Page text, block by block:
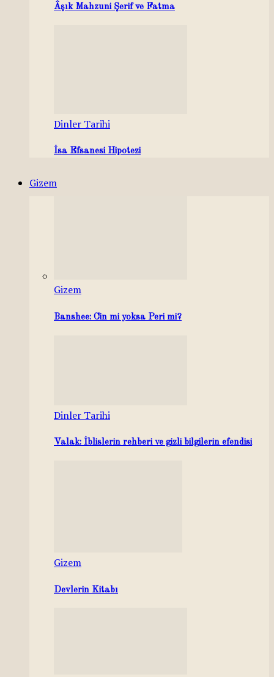
Âşık Mahzuni Şerif ve Fatma
Dinler Tarihi
İsa Efsanesi Hipotezi
Gizem
Gizem
Banshee: Cin mi yoksa Peri mi?
Dinler Tarihi
Valak: İblislerin rehberi ve gizli bilgilerin efendisi
Gizem
Devlerin Kitabı